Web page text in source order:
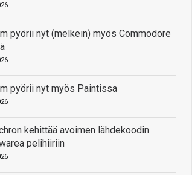
pyörii nyt (melkein) myös Commodore
pyörii nyt myös Paintissa
kehittää avoimen lähdekoodin
pelihiiriin